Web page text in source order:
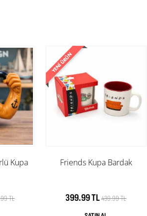
Kupa
TL
Friends Kupa Bardak
399.99 TL439.99 TL